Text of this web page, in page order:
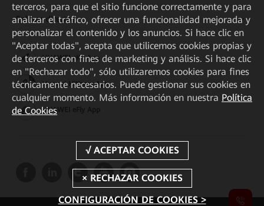
Enlaces directos
HUAWEI eKit App
Huawei HiKnow App
HUAWEI eFly App
terceros, para que el sitio funcione correctamente y para
analizar el tráfico, ofrecer una funcionalidad mejorada y
personalizar el contenido y los anuncios. Si hace clic en
"Aceptar todas", acepta que utilicemos cookies propias y
de terceros con fines de marketing y análisis. Si hace clic
en "Rechazar todo", sólo utilizaremos cookies para fines
técnicamente necesarios. Puede gestionar sus cookies en
cualquier momento. Más información en nuestra Política
de Cookies
CONFIGURACIÓN DE COOKIES >